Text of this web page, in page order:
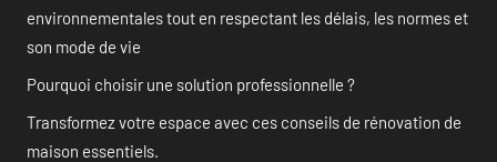
environnementales tout en respectant les délais, les normes et
son mode de vie
Pourquoi choisir une solution professionnelle ?
Transformez votre espace avec ces conseils de rénovation de
maison essentiels.